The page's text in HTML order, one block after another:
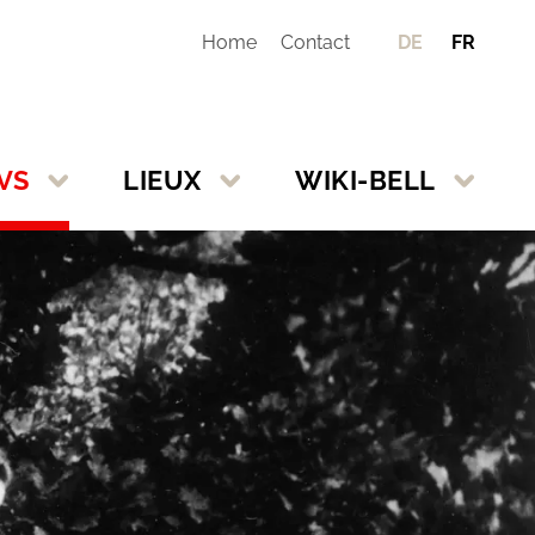
DE FR
Home Contact
LIEUX WIKI-BELL